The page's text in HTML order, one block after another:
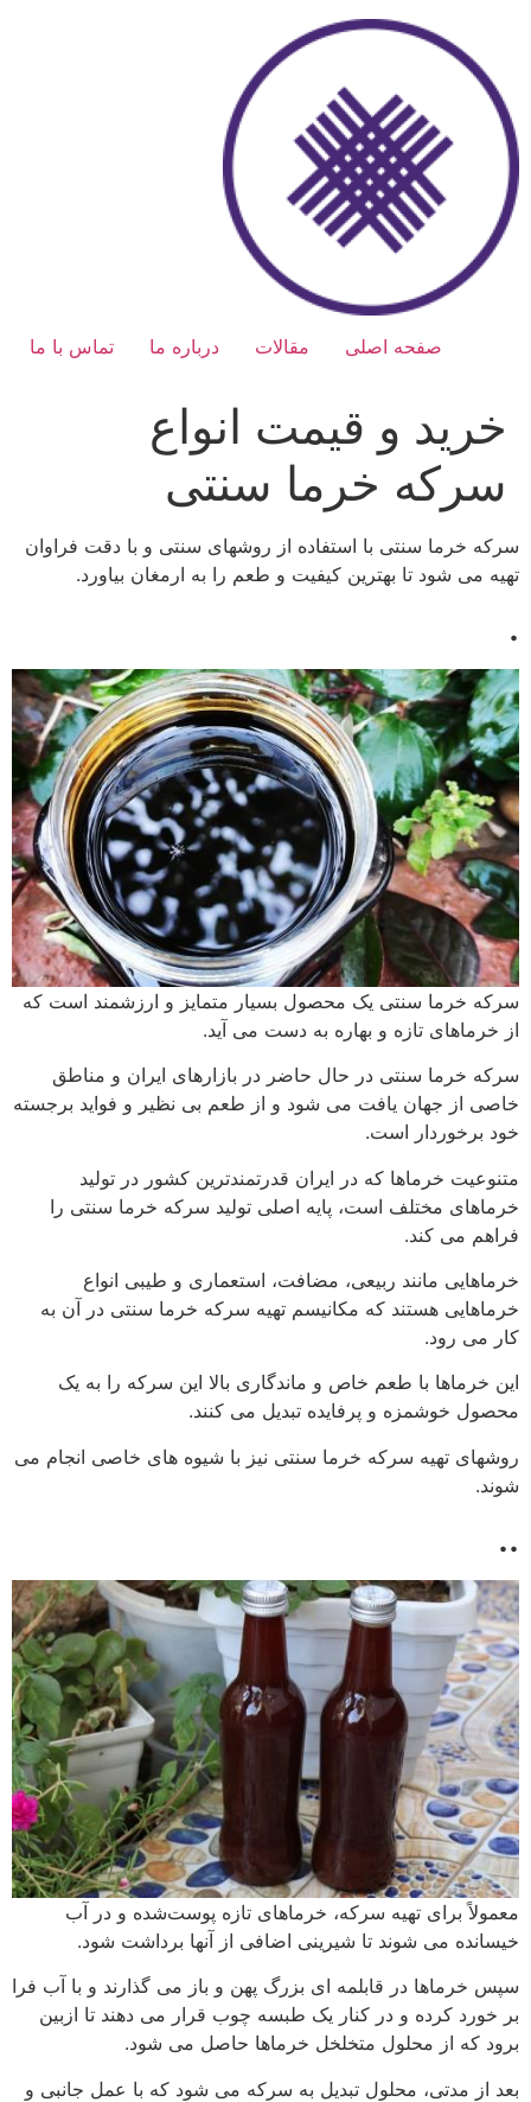
صفحه اصلی مقالات درباره ما تماس با ما
خرید و قیمت انواع
سرکه خرما سنتی
سرکه خرما سنتی با استفاده از روشهای سنتی و با دقت فراوان
تهیه می شود تا بهترین کیفیت و طعم را به ارمغان بیاورد.
.
سرکه خرما سنتی یک محصول بسیار متمایز و ارزشمند است که
از خرماهای تازه و بهاره به دست می آید.
سرکه خرما سنتی در حال حاضر در بازارهای ایران و مناطق
خاصی از جهان یافت می شود و از طعم بی نظیر و فواید برجسته
خود برخوردار است.
متنوعیت خرماها که در ایران قدرتمندترین کشور در تولید
خرماهای مختلف است، پایه اصلی تولید سرکه خرما سنتی را
فراهم می کند.
خرماهایی مانند ربیعی، مضافت، استعماری و طیبی انواع
خرماهایی هستند که مکانیسم تهیه سرکه خرما سنتی در آن به
کار می رود.
این خرماها با طعم خاص و ماندگاری بالا این سرکه را به یک
محصول خوشمزه و پرفایده تبدیل می کنند.
روشهای تهیه سرکه خرما سنتی نیز با شیوه های خاصی انجام می
شوند.
..
معمولاً برای تهیه سرکه، خرماهای تازه پوست‌شده و در آب
خیسانده می شوند تا شیرینی اضافی از آنها برداشت شود.
سپس خرماها در قابلمه ای بزرگ پهن و باز می گذارند و با آب فرا
بر خورد کرده و در کنار یک طبسه چوب قرار می دهند تا ازبین
برود که از محلول متخلخل خرماها حاصل می شود.
بعد از مدتی، محلول تبدیل به سرکه می شود که با عمل جانبی و